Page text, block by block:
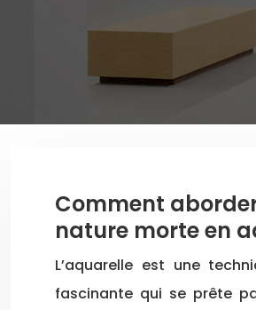
Comment
nature morte en
L’aquarelle est une
fascinante qui se prête